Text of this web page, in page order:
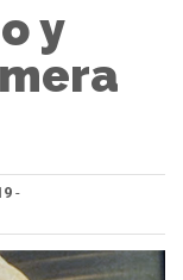
y
-